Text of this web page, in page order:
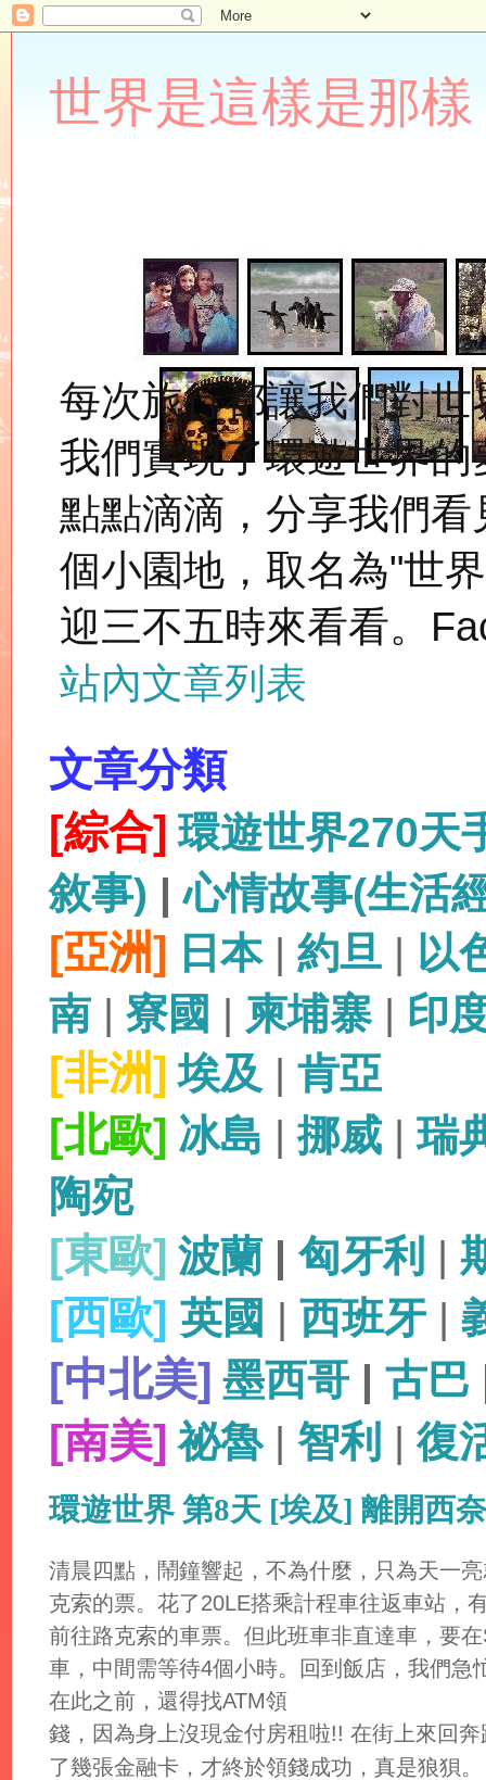
世界是這樣是那樣
每次旅行都讓我們對
我們實現了環遊世界
點點滴滴，分享我們
個小園地，取名為"世
迎三不五時來看看。
站內文章列表
文章分類
[綜合] 環遊世界270天
敘事) |心情故事(生活
[亞洲] 日本| 約旦 | 以
南 | 寮國 | 柬埔寨| 印
[非洲] 埃及 | 肯亞
[北歐] 冰島 |挪威 |瑞
陶宛
[東歐] 波蘭 | 匈牙利 |
[西歐] 英國 | 西班牙 |
[中北美] 墨西哥 | 古巴
[南美] 祕魯| 智利 |復
環遊世界 第8天 [埃及] 離開西
清晨四點，鬧鐘響起，不為什麼，只為天一
克索的票。花了20LE搭乘計程車往返車站，
前往路克索的車票。但此班車非直達車，要
車，中間需等待4個小時。回到飯店，我們急
在此之前，還得找ATM領
錢，因為身上沒現金付房租啦!! 在街上來回
了幾張金融卡，才終於領錢成功，真是狼狽